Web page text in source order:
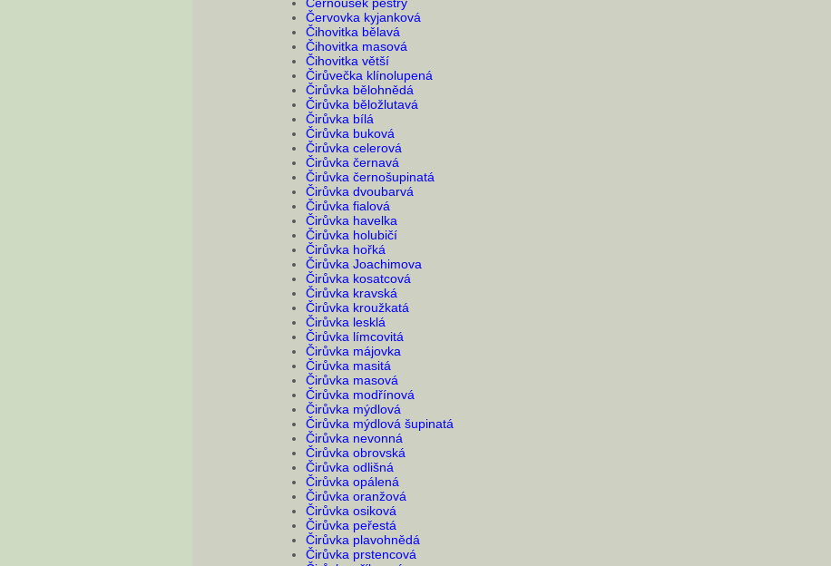
Červovka kyjanková
Čihovitka bělavá
Čihovitka masová
Čihovitka větší
Čirůvečka klínolupená
Čirůvka bělohnědá
Čirůvka běložlutavá
Čirůvka bílá
Čirůvka buková
Čirůvka celerová
Čirůvka černavá
Čirůvka černošupinatá
Čirůvka dvoubarvá
Čirůvka fialová
Čirůvka havelka
Čirůvka holubičí
Čirůvka hořká
Čirůvka Joachimova
Čirůvka kosatcová
Čirůvka kravská
Čirůvka kroužkatá
Čirůvka lesklá
Čirůvka límcovitá
Čirůvka májovka
Čirůvka masitá
Čirůvka masová
Čirůvka modřínová
Čirůvka mýdlová
Čirůvka mýdlová šupinatá
Čirůvka nevonná
Čirůvka obrovská
Čirůvka odlišná
Čirůvka opálená
Čirůvka oranžová
Čirůvka osiková
Čirůvka peřestá
Čirůvka plavohnědá
Čirůvka prstencová